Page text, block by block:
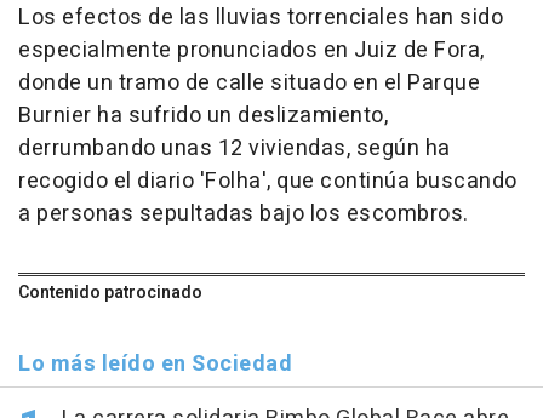
Los efectos de las lluvias torrenciales han sido
especialmente pronunciados en Juiz de Fora,
donde un tramo de calle situado en el Parque
Burnier ha sufrido un deslizamiento,
derrumbando unas 12 viviendas, según ha
recogido el diario 'Folha', que continúa buscando
a personas sepultadas bajo los escombros.
Contenido patrocinado
Lo más leído en Sociedad